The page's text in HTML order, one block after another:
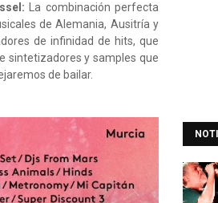
La combinación perfecta
de Alemania, Ausitría y
de infinidad de hits, que
sintetizadores y samples que
de bailar.